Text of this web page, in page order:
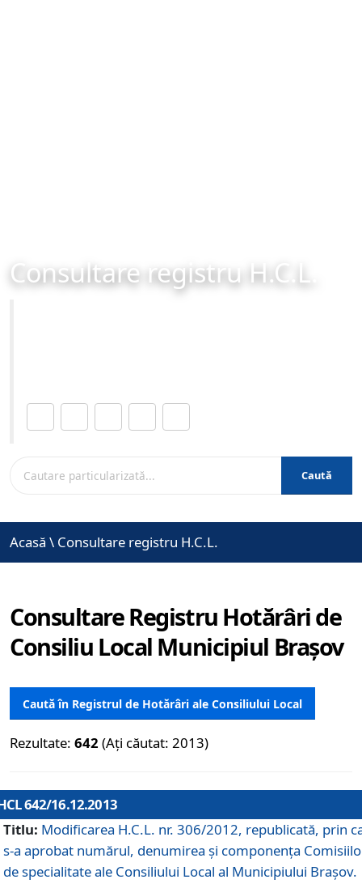
Consultare registru H.C.L.
Caută
Acasă \ Consultare registru H.C.L.
Consultare Registru Hotărâri de
Consiliu Local Municipiul Brașov
Caută în Registrul de Hotărâri ale Consiliului Local
Rezultate: 642 (Ați căutat: 2013)
642/16.12.2013
Titlu: Modificarea H.C.L. nr. 306/2012, republicată, prin
s-a aprobat numărul, denumirea şi componenţa
de specialitate ale Consiliului Local al Municipiului Braşov.